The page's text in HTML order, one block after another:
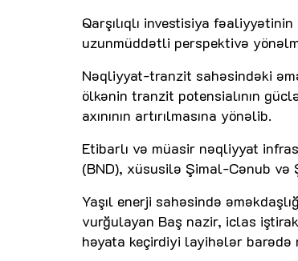
Qarşılıqlı investisiya
uzunmüddətli perspektivə
Nəqliyyat-tranzit sahəsindəki
ölkənin tranzit potensialının
axınının artırılmasına yönəlib.
Etibarlı və müasir nəqliyyat
(BND), xüsusilə Şimal-Cənub və
Yaşıl enerji sahəsində
vurğulayan Baş nazir, iclas
həyata keçirdiyi layihələr barədə